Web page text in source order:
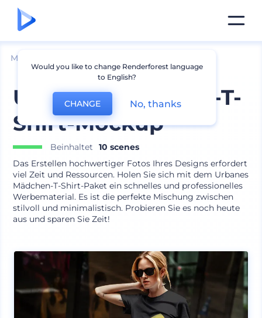
Mockups
Urbanes Mädchen-T-
Shirt-Mockup
Beinhaltet
10 scenes
Das Erstellen hochwertiger Fotos Ihres Designs erfordert
viel Zeit und Ressourcen. Holen Sie sich mit dem Urbanes
Mädchen-T-Shirt-Paket ein schnelles und professionelles
Werbematerial. Es ist die perfekte Mischung zwischen
stilvoll und minimalistisch. Probieren Sie es noch heute
aus und sparen Sie Zeit!
Would you like to change Renderforest language
to English?
CHANGE No, thanks